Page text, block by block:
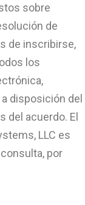
sobre
de
de inscribirse,
los
disposición del
del acuerdo. El
LLC es
por